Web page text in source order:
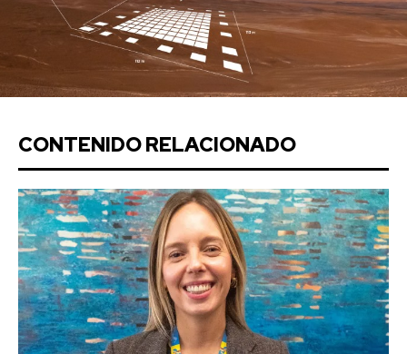
CONTENIDO RELACIONADO